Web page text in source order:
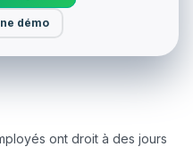
démo
ont droit à des jours